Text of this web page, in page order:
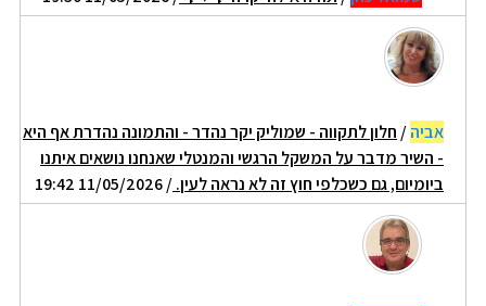
אביה/ חלון לתקווה - שמוליק יקר נהדר - והתמונה נהדרת אף היא
- השיר מדבר על המשקל הרגשי והמנטלי שאנחנו נושאים איתנו
ביומיום, גם כשכלפי חוץ זה לא נראה לעין./ 11/05/2026 19:42